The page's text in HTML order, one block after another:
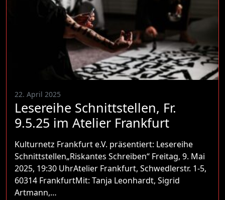
22. April 2025
Lesereihe Schnittstellen, Fr.
9.5.25 im Atelier Frankfurt
Kulturnetz Frankfurt e.V. präsentiert: Lesereihe
Schnittstellen„Riskantes Schreiben“ Freitag, 9. Mai
2025, 19:30 UhrAtelier Frankfurt, Schwedlerstr. 1-5,
60314 FrankfurtMit: Tanja Leonhardt, Sigrid
Artmann,…